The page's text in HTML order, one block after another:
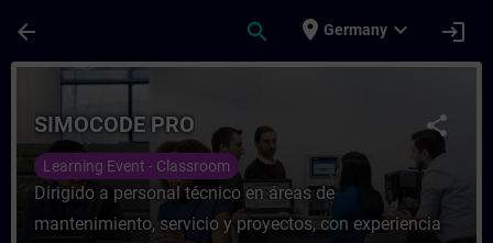
arrow_back search place Germany expand_more login
Kurs - SIMOCODE PRO - Training -
share
SIMOCODE PRO
Learning Event - Classroom
Dirigido a personal técnico en áreas de
mantenimiento, servicio y proyectos, con experiencia